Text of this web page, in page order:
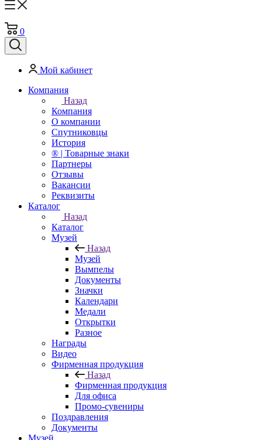
0
Мой кабинет
Компания
Назад
Компания
О компании
Спутниковцы
История
® | Товарные знаки
Партнеры
Отзывы
Вакансии
Реквизиты
Каталог
Назад
Каталог
Музей
Назад
Музей
Вымпелы
Документы
Значки
Календари
Медали
Открытки
Разное
Награды
Видео
Фирменная продукция
Назад
Фирменная продукция
Для офиса
Промо-сувениры
Поздравления
Документы
Музей